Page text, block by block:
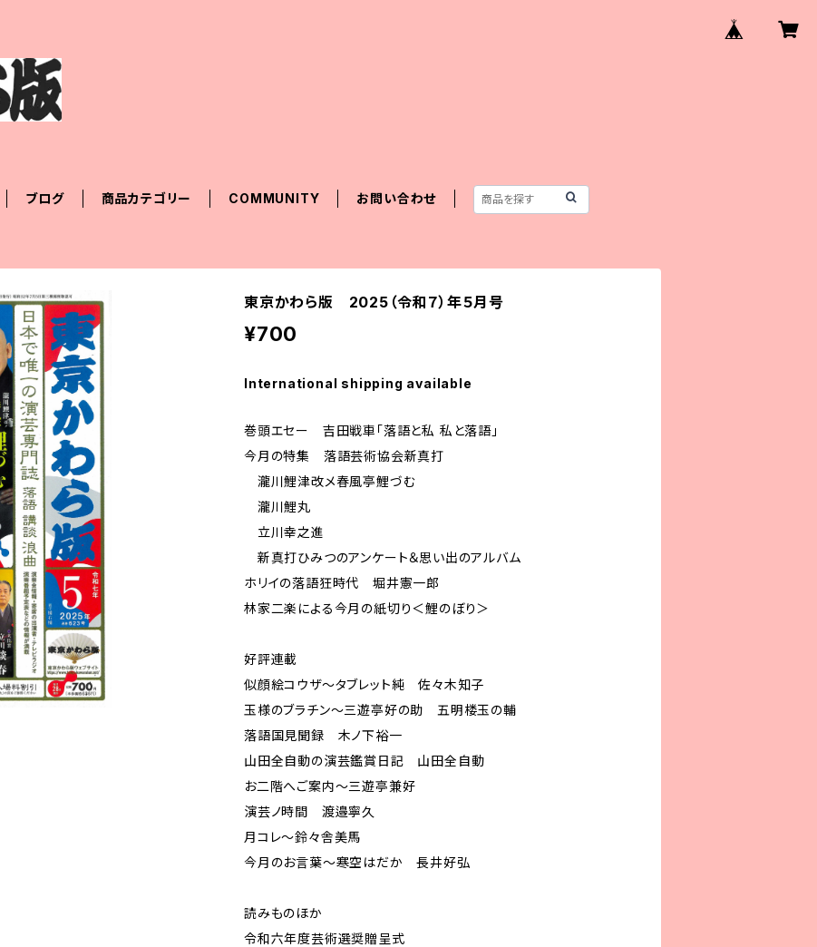
ブログ 商品カテゴリー COMMUNITY お問い合わせ
東京かわら版 2025（令和７）年５月号
¥700
International shipping available
巻頭エセー 吉田戦車「落語と私 私と落語」
今月の特集 落語芸術協会新真打
瀧川鯉津改メ春風亭鯉づむ
瀧川鯉丸
立川幸之進
新真打ひみつのアンケート＆思い出のアルバム
ホリイの落語狂時代 堀井憲一郎
林家二楽による今月の紙切り＜鯉のぼり＞
好評連載
似顔絵コウザ～タブレット純 佐々木知子
玉様のブラチン〜三遊亭好の助 五明楼玉の輔
落語国見聞録 木ノ下裕一
山田全自動の演芸鑑賞日記 山田全自動
お二階へご案内～三遊亭兼好
演芸ノ時間 渡邉寧久
月コレ～鈴々舎美馬
今月のお言葉～寒空はだか 長井好弘
読みものほか
令和六年度芸術選奨贈呈式